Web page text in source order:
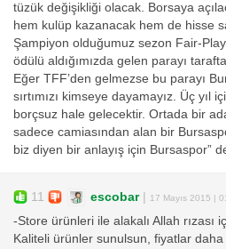
tüzük değişikliği olacak. Borsaya
hem kulüp kazanacak hem de hisse
Şampiyon olduğumuz sezon Fair-
ödülü aldığımızda gelen parayı
Eğer TFF’den gelmezse bu parayı
sırtımızı kimseye dayamayız. Üç yıl
borçsuz hale gelecektir. Ortada bir
sadece camiasından alan bir
biz diyen bir anlayış için Bursaspor”
11 escobar| 17 Mayıs 2015 |
-Store ürünleri ile alakalı Allah rızası
Kaliteli ürünler sunulsun, fiyatlar